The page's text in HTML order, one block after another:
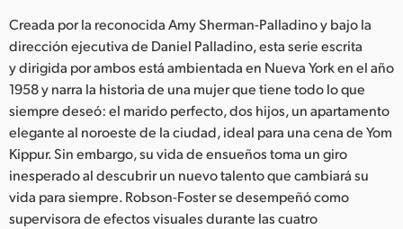
Netherlands
New Zealand
Norway
Poland
Portugal
Singapore
Creada por la reconocida Amy Sherman-Palladino y bajo la
dirección ejecutiva de Daniel Palladino, esta serie escrita
y dirigida por ambos está ambientada en Nueva York en el año
1958 y narra la historia de una mujer que tiene todo lo que
siempre deseó: el marido perfecto, dos hijos, un apartamento
elegante al noroeste de la ciudad, ideal para una cena de Yom
Kippur. Sin embargo, su vida de ensueños toma un giro
inesperado al descubrir un nuevo talento que cambiará su
vida para siempre. Robson-Foster se desempeñó como
supervisora de efectos visuales durante las cuatro